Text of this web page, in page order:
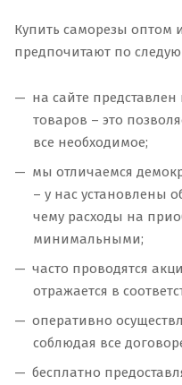
Купить саморезы оптом
предпочитают по
на сайте
товаров – это
все необходимое;
мы отличаемся
– у нас установлены
чему расходы на
минимальными;
часто проводятся
отражается в
оперативно
соблюдая все
бесплатно